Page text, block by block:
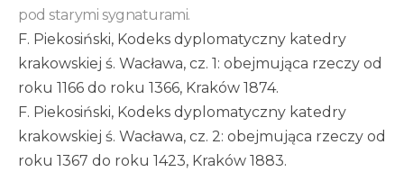
pod starymi sygnaturami.
F. Piekosiński, Kodeks dyplomatyczny katedry
krakowskiej ś. Wacława, cz. 1: obejmująca rzeczy od
roku 1166 do roku 1366, Kraków 1874.
F. Piekosiński, Kodeks dyplomatyczny katedry
krakowskiej ś. Wacława, cz. 2: obejmująca rzeczy od
roku 1367 do roku 1423, Kraków 1883.